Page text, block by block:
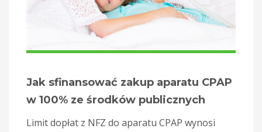
Jak sfinansować zakup aparatu CPAP
w 100% ze środków publicznych
Limit dopłat z NFZ do aparatu CPAP wynosi